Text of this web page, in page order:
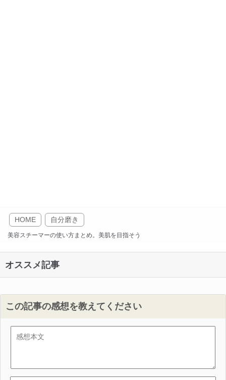
HOME 自分磨き
美容スチーマーの使い方まとめ。美肌を目指そう
オススメ記事
この記事の感想を教えてください